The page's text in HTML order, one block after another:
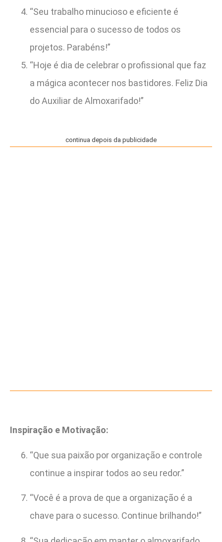
“Seu trabalho minucioso e eficiente é
essencial para o sucesso de todos os
projetos. Parabéns!”
“Hoje é dia de celebrar o profissional que faz
a mágica acontecer nos bastidores. Feliz Dia
do Auxiliar de Almoxarifado!”
continua depois da publicidade
Inspiração e Motivação:
“Que sua paixão por organização e controle
continue a inspirar todos ao seu redor.”
“Você é a prova de que a organização é a
chave para o sucesso. Continue brilhando!”